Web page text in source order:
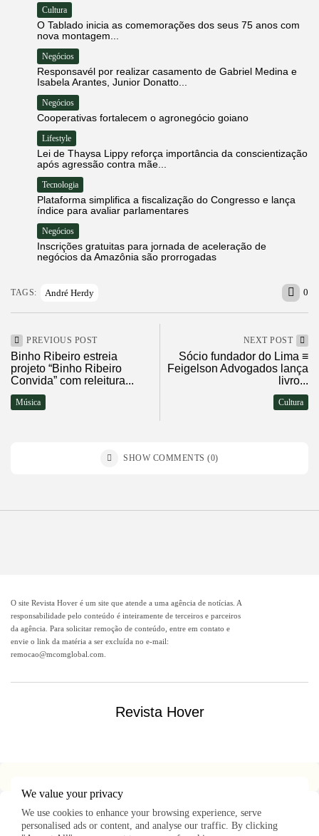
We value your privacy
We use cookies to enhance your browsing experience, serve
personalised ads or content, and analyse our traffic. By clicking
Cultura
O Tablado inicia as comemorações dos seus 75 anos com
nova montagem...
Negócios
Responsavél por realizar casamento de Gabriel Medina e
Isabela Arantes, Junior Donatto...
Negócios
Cooperativas fortalecem o agronegócio goiano
Lifestyle
Lei de Thaysa Lippy reforça importância da conscientização
após agressão contra mãe...
Tecnologia
Plataforma simplifica a fiscalização do Congresso e lança
índice para avaliar parlamentares
Negócios
Inscrições gratuitas para jornada de aceleração de
negócios da Amazônia são prorrogadas
TAGS: André Herdy 0
PREVIOUS POST
Binho Ribeiro estreia
projeto “Binho Ribeiro
Convida” com releitura...
Música
NEXT POST
Sócio fundador do Lima ≡
Feigelson Advogados lança
livro...
Cultura
SHOW COMMENTS (0)
Revista Hover
O site Revista Hover é um site que atende a uma agência de notícias. A
responsabilidade pelo conteúdo é inteiramente de terceiros e parceiros
da agência. Para solicitar remoção de conteúdo, entre em contato e
envie o link da matéria a ser excluída no e-mail:
remocao@mcomglobal.com